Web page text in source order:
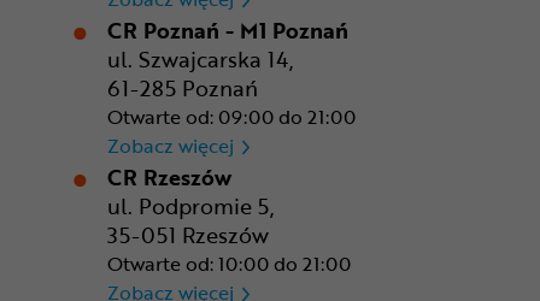
CR Poznań - M1 Poznań
ul. Szwajcarska 14,
61-285 Poznań
Otwarte od: 09:00 do 21:00
Zobacz więcej CR Poznań - M1 Poznań
CR Rzeszów
ul. Podpromie 5,
35-051 Rzeszów
Otwarte od: 10:00 do 21:00
Zobacz więcej CR Rzeszów